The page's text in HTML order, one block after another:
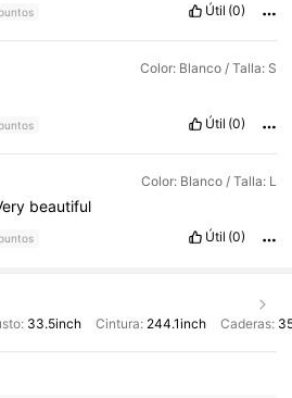
Útil (0)
Color: Blanco / Talla: S
Útil (0)
Color: Blanco / Talla: L
beautiful
Útil (0)
33.5inch Cintura: 244.1inch Caderas: